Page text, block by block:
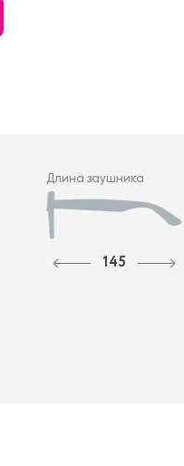
Длина заушника
145